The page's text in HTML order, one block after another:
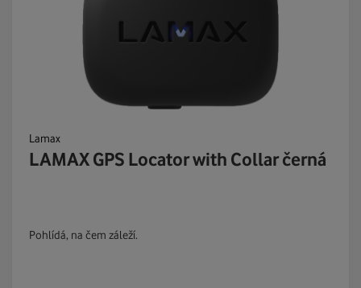
Lamax
LAMAX GPS Locator with Collar černá
Pohlídá, na čem záleží.